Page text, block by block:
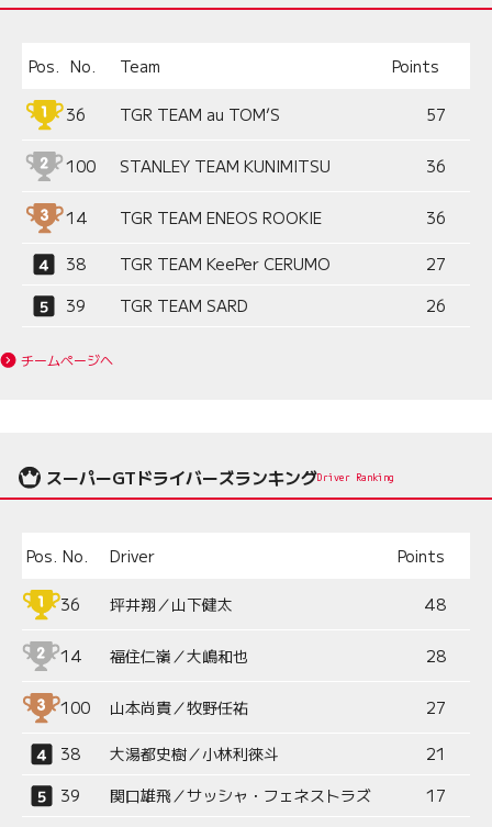
Pos. No. Team Points
36 TGR TEAM au TOM’S 57
100 STANLEY TEAM KUNIMITSU 36
14 TGR TEAM ENEOS ROOKIE 36
38 TGR TEAM KeePer CERUMO
27
39
TGR TEAM SARD 26
チームページへ
スーパーGTドライバーズランキングDriver Ranking
Pos. No. Driver Points
36 坪井翔／山下健太 48
14 福住仁嶺／大嶋和也 28
100 山本尚貴／牧野任祐 27
38 大湯都史樹／小林利徠斗
21
39
関口雄飛／サッシャ・フェネストラズ 17